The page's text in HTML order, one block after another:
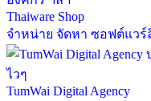
Thaiware Shop
จำหน่าย จัดหา ซอฟต์แว
TumWai Digital Agency